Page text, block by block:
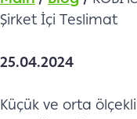
Şirket İçi Teslimat
25.04.2024
Küçük ve orta